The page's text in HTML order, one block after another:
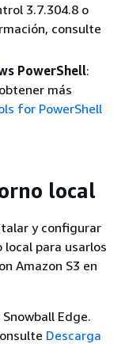
3.7.304.8 o
consulte
PowerShell:
más
for PowerShell
local
y configurar
local para usarlos
Amazon S3 en
Edge.
Descarga